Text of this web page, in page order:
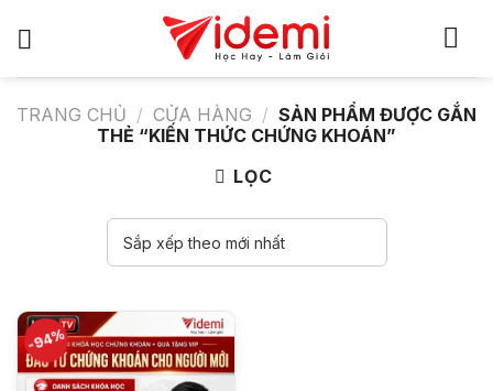
TRANG CHỦ / CỬA HÀNG / SẢN PHẨM ĐƯỢC GẮN
THẺ “KIẾN THỨC CHỨNG KHOÁN”
LỌC
-94%